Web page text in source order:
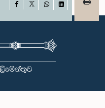
Facebook
WhatsAppLinkedIn